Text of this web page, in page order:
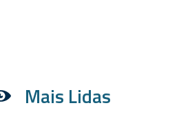
Mais Lidas